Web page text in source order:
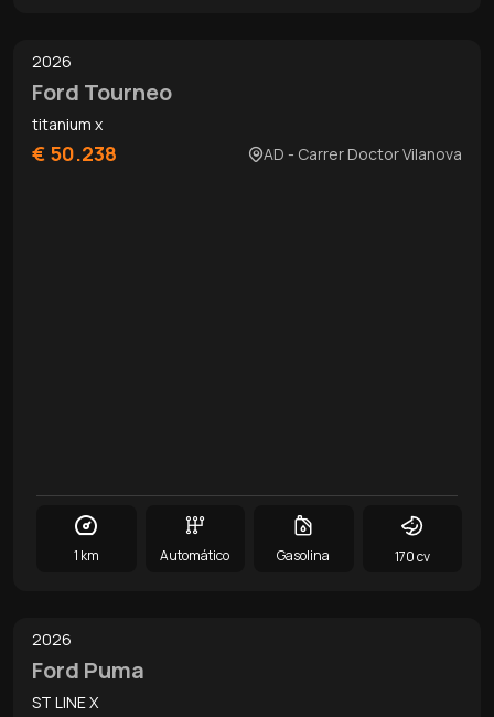
2026
Ford Tourneo
titanium x
€ 50.238 AD - Carrer Doctor Vilanova
1 km Automático Gasolina 170 cv
2026
Ford Puma
ST LINE X